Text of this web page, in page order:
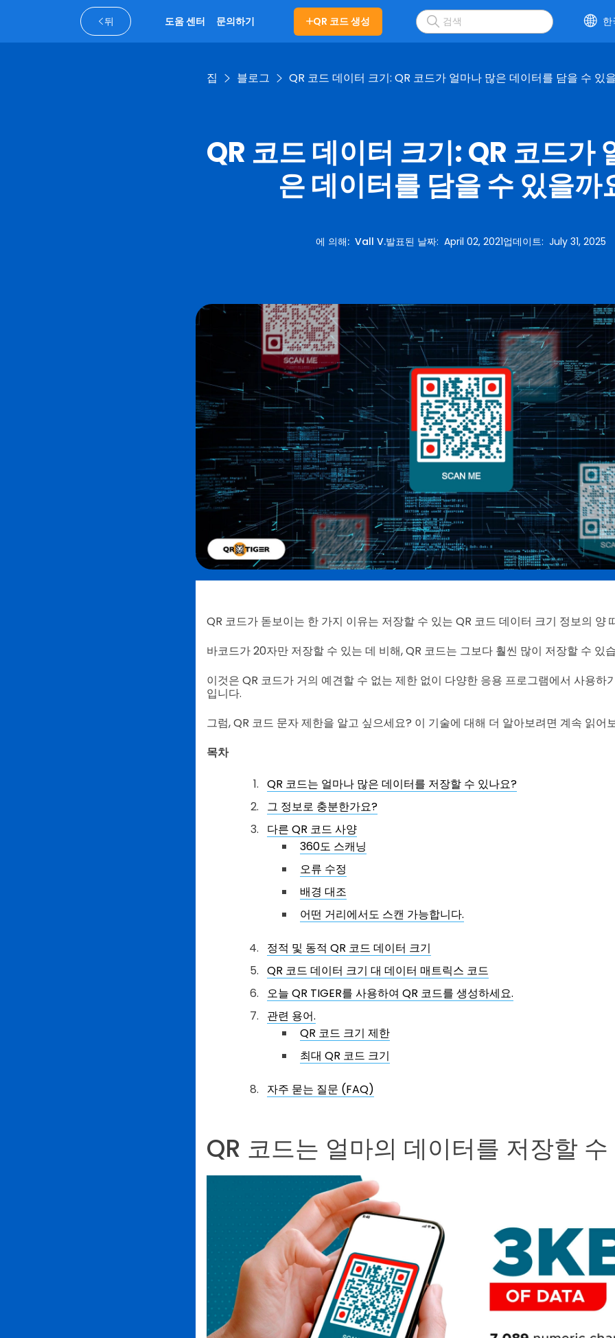
뒤 도움 센터 문의하기 QR 코드 생성 한
집 블로그 QR 코드 데이터 크기: QR 코드가 얼마나 많은 데이터를 담을 수 있
QR 코드 데이터 크기: QR 코드가
은 데이터를 담을 수 있을까
에 의해:Vall V.발표된 날짜:April 02, 2021업데이트:July 31, 2025
QR 코드가 돋보이는 한 가지 이유는 저장할 수 있는 QR 코드 데이터 크기 정보의 양
바코드가 20자만 저장할 수 있는 데 비해, QR 코드는 그보다 훨씬 많이 저장할 수 있
이것은 QR 코드가 거의 예견할 수 없는 제한 없이 다양한 응용 프로그램에서 사용하
입니다.
그럼, QR 코드 문자 제한을 알고 싶으세요? 이 기술에 대해 더 알아보려면 계속 읽어
목차
QR 코드는 얼마나 많은 데이터를 저장할 수 있나요?
그 정보로 충분한가요?
다른 QR 코드 사양
360도 스캐닝
오류 수정
배경 대조
어떤 거리에서도 스캔 가능합니다.
정적 및 동적 QR 코드 데이터 크기
QR 코드 데이터 크기 대 데이터 매트릭스 코드
오늘 QR TIGER를 사용하여 QR 코드를 생성하세요.
관련 용어.
QR 코드 크기 제한
최대 QR 코드 크기
자주 묻는 질문 (FAQ)
QR 코드는 얼마의 데이터를 저장할